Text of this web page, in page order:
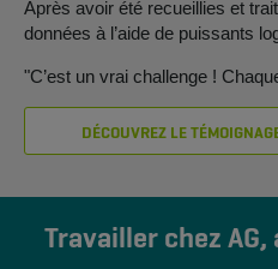
Après avoir été recueillies et
données à l’aide de puissants
"C’est un vrai challenge !
DÉCOUVREZ LE
Travailler chez